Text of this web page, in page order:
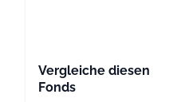
Vergleiche diesen
Fonds